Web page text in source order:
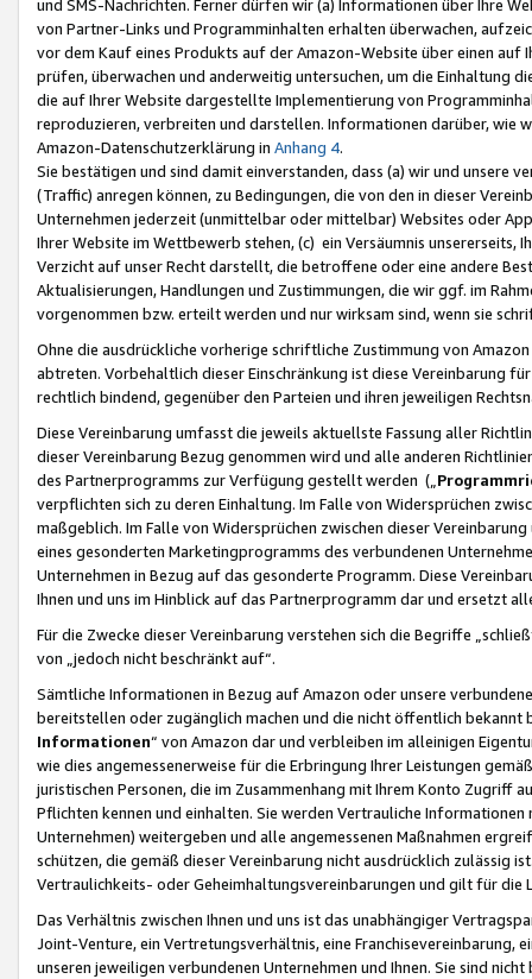
und SMS-Nachrichten. Ferner dürfen wir (a) Informationen über Ihre
von Partner-Links und Programminhalten erhalten überwachen,
vor dem Kauf eines Produkts auf der Amazon-Website über einen
prüfen, überwachen und anderweitig untersuchen, um die Einhaltung
die auf Ihrer Website dargestellte Implementierung von
reproduzieren, verbreiten und darstellen. Informationen darüber, wie
Amazon-Datenschutzerklärung in Anhang 4.
Sie bestätigen und sind damit einverstanden, dass (a) wir und
(Traffic) anregen können, zu Bedingungen, die von den in dieser
Unternehmen jederzeit (unmittelbar oder mittelbar) Websites oder
Ihrer Website im Wettbewerb stehen, (c) ein Versäumnis unsererseits,
Verzicht auf unser Recht darstellt, die betroffene oder eine andere
Aktualisierungen, Handlungen und Zustimmungen, die wir ggf. im
vorgenommen bzw. erteilt werden und nur wirksam sind, wenn sie
Ohne die ausdrückliche vorherige schriftliche Zustimmung von
abtreten. Vorbehaltlich dieser Einschränkung ist diese Vereinbarung
rechtlich bindend, gegenüber den Parteien und ihren jeweiligen
Diese Vereinbarung umfasst die jeweils aktuellste Fassung aller
dieser Vereinbarung Bezug genommen wird und alle anderen
des Partnerprogramms zur Verfügung gestellt werden („
verpflichten sich zu deren Einhaltung. Im Falle von Widersprüchen
maßgeblich. Im Falle von Widersprüchen zwischen dieser
eines gesonderten Marketingprogramms des verbundenen
Unternehmen in Bezug auf das gesonderte Programm. Diese
Ihnen und uns im Hinblick auf das Partnerprogramm dar und ersetzt
Für die Zwecke dieser Vereinbarung verstehen sich die Begriffe
von „jedoch nicht beschränkt auf“.
Sämtliche Informationen in Bezug auf Amazon oder unsere
bereitstellen oder zugänglich machen und die nicht öffentlich
Informationen“ von Amazon dar und verbleiben im alleinigen
wie dies angemessenerweise für die Erbringung Ihrer Leistungen
juristischen Personen, die im Zusammenhang mit Ihrem Konto
Pflichten kennen und einhalten. Sie werden Vertrauliche
Unternehmen) weitergeben und alle angemessenen Maßnahmen
schützen, die gemäß dieser Vereinbarung nicht ausdrücklich zulässig
Vertraulichkeits- oder Geheimhaltungsvereinbarungen und gilt für die
Das Verhältnis zwischen Ihnen und uns ist das unabhängiger
Joint-Venture, ein Vertretungsverhältnis, eine Franchisevereinbarung,
unseren jeweiligen verbundenen Unternehmen und Ihnen. Sie sind